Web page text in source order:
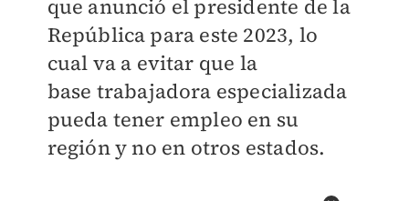
que anunció el presidente de la
República para este 2023, lo
cual va a evitar que la
base trabajadora especializada
pueda tener empleo en su
región yno en otros estados.